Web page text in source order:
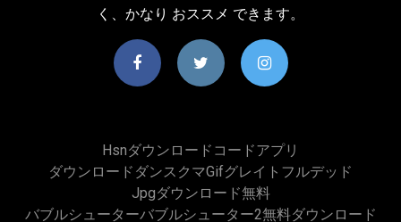
く、かなり おススメ できます。
Hsnダウンロードコードアプリ
ダウンロードダンスクマgifグレイトフルデッド
Jpgダウンロード無料
バブルシューターバブルシューター2無料ダウンロード